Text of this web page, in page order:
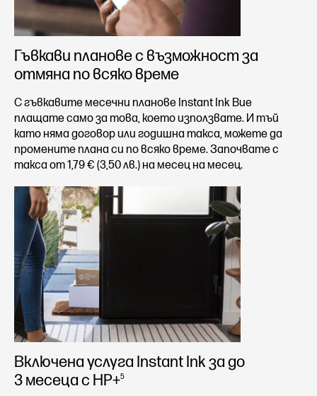
Гъвкави планове с възможност за
отмяна по всяко време
С гъвкавите месечни планове Instant Ink Вие
плащате само за това, което използвате. И тъй
като няма договор или годишна такса, можете да
промените плана си по всяко време. Започвате с
такса от 1,79 € (3,50 лв.) на месец на месец.
Включена услуга Instant Ink за до
3 месеца с HP+5